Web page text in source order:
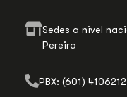
Sedes a nivel
Pereira
PBX: (601) 4106212